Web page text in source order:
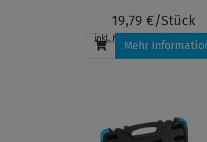
19,79 €/Stück
inkl. MwSt. , zzgl.
Mehr